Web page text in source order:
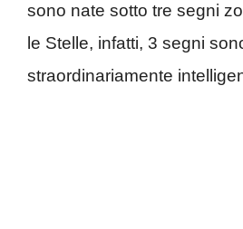
sono nate sotto tre segni
le Stelle, infatti, 3 segni
straordinariamente